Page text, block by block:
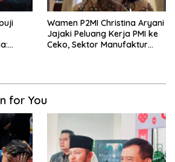
Wamen P2MI Christina Aryani
Jajaki Peluang Kerja PMI ke
Ceko, Sektor Manufaktur
for You